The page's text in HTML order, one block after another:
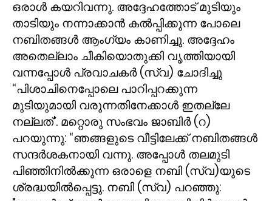
ഒരാൾ കയറിവന്നു. അദ്ദേഹത്തോട് മുടിയും
താടിയും നന്നാക്കാൻ കൽപ്പിക്കുന്ന പോലെ
നബിതങ്ങൾ ആംഗ്യം കാണിച്ചു. അദ്ദേഹം
അതെല്ലാം ചീകിയൊതുക്കി വൃത്തിയായി
വന്നപ്പോൾ പ്രവാചകർ (സ്വ) ചോദിച്ചു
“പിശാചിനെപ്പോലെ പാറിപ്പറക്കുന്ന
മുടിയുമായി വരുന്നതിനേക്കാൾ ഇതല്ലേ
നല്ലത്'. മറ്റൊരു സംഭവം ജാബിർ (റ)
പറയുന്നു: “ഞങ്ങളുടെ വീട്ടിലേക്ക് നബിതങ്ങൾ
സന്ദർശകനായി വന്നു. അപ്പോൾ തലമുടി
പിഞ്ഞിനിൽക്കുന്ന ഒരാളെ നബി (സ്വ)യുടെ
ശ്രദ്ധയിൽപ്പെട്ടു. നബി (സ്വ) പറഞ്ഞു: